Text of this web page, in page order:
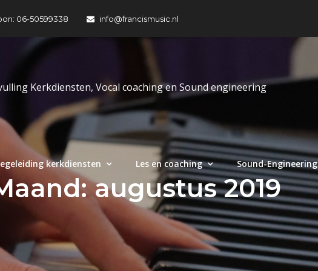
06-50599338 info@francismusic.nl
Kerkdiensten, Vocal coaching en Sound engineering
kerkdiensten Les en coaching Sound-Engineering
augustus 2019